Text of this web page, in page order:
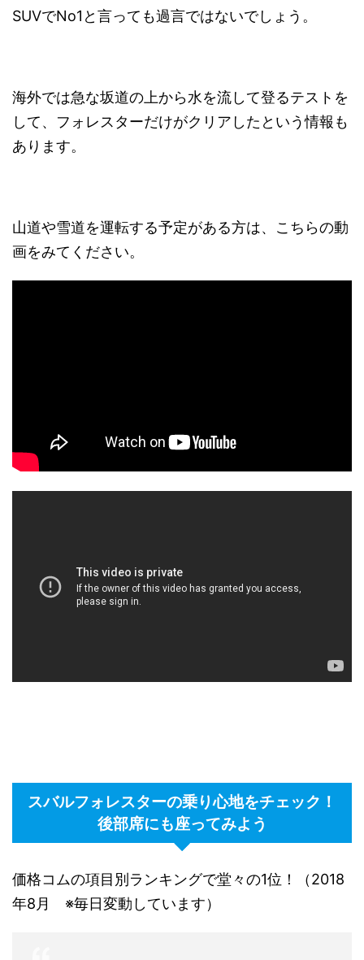
SUVでNo1と言っても過言ではないでしょう。
海外では急な坂道の上から水を流して登るテストを
して、フォレスターだけがクリアしたという情報も
あります。
山道や雪道を運転する予定がある方は、こちらの動
画をみてください。
スバルフォレスターの乗り心地をチェック！
後部席にも座ってみよう
価格コムの項目別ランキングで堂々の1位！（2018
年8月 ※毎日変動しています）